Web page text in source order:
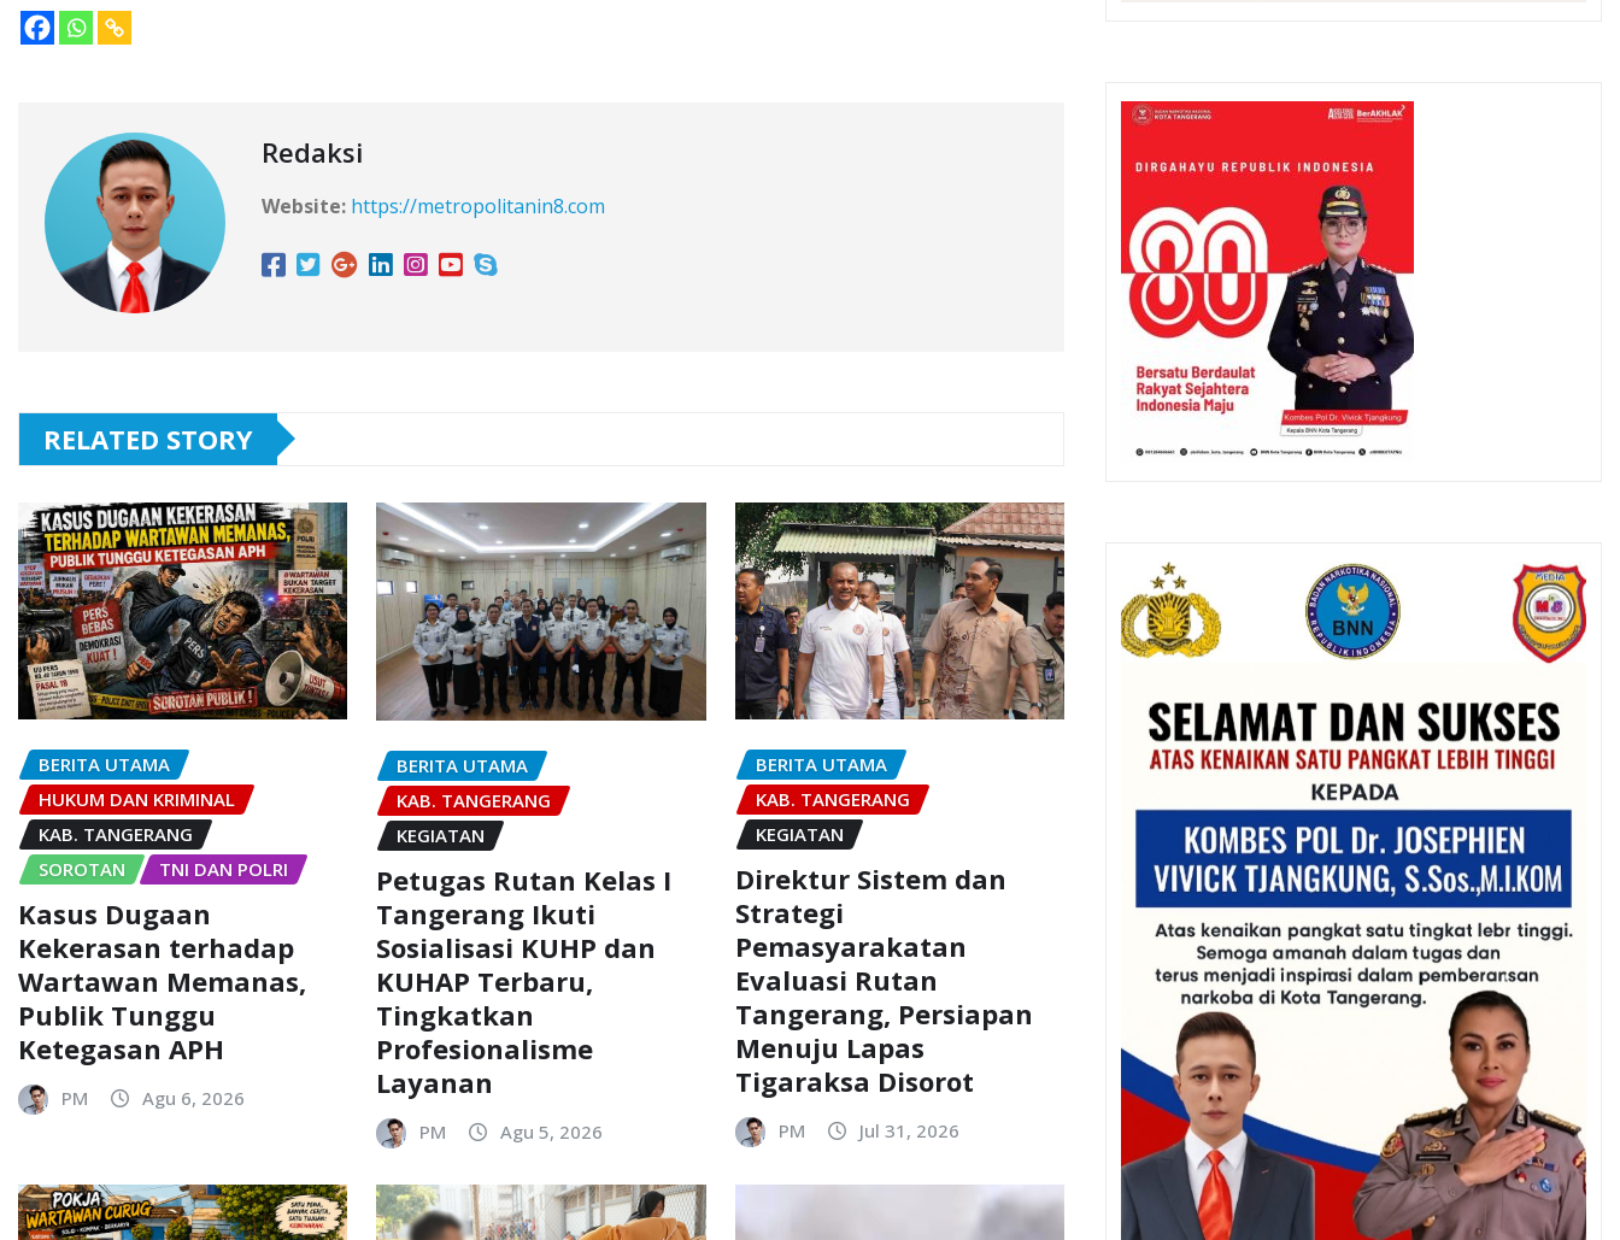
Redaksi
Website: https://metropolitanin8.com
RELATED STORY
BERITA UTAMA
HUKUM DAN KRIMINAL
KAB. TANGERANG
SOROTAN
TNI DAN POLRI
Kasus Dugaan
Kekerasan terhadap
Wartawan Memanas,
Publik Tunggu
Ketegasan APH
PM Agu 6, 2026
BERITA UTAMA
KAB. TANGERANG
KEGIATAN
Petugas Rutan Kelas I
Tangerang Ikuti
Sosialisasi KUHP dan
KUHAP Terbaru,
Tingkatkan
Profesionalisme
Layanan
PM Agu 5, 2026
BERITA UTAMA
KAB. TANGERANG
KEGIATAN
Direktur Sistem dan
Strategi
Pemasyarakatan
Evaluasi Rutan
Tangerang, Persiapan
Menuju Lapas
Tigaraksa Disorot
PM Jul 31, 2026